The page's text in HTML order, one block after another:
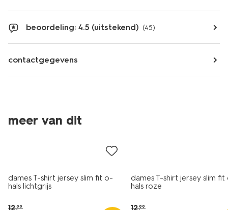
beoordeling: 4.5 (uitstekend) (45)
contactgegevens
meer van dit
korting
dames T-shirt jersey slim fit o-
hals lichtgrijs
12.99
dames T-shirt jersey slim
hals roze
12.99